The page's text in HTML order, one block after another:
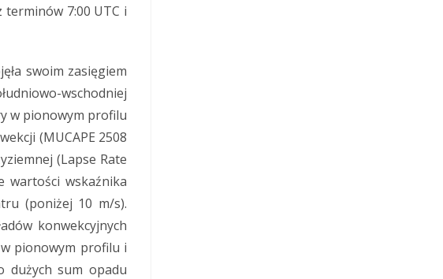
terminów 7:00 UTC i
swoim zasięgiem
wschodniej
w pionowym profilu
(MUCAPE 2508
(Lapse Rate
wartości wskaźnika
(poniżej 10 m/s).
konwekcyjnych
w pionowym profilu i
dużych sum opadu